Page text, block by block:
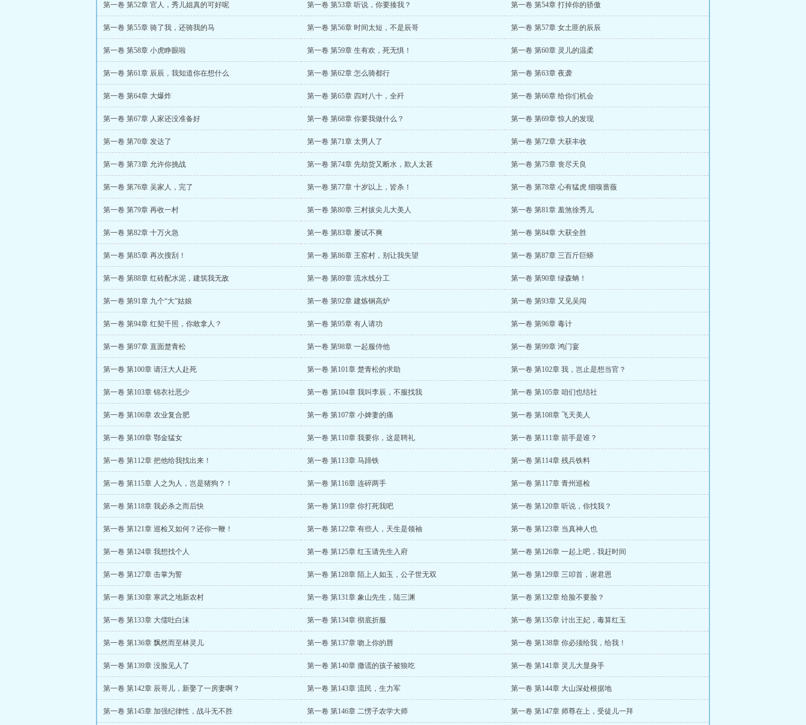
第一卷 第52章 官人，秀儿姐真的可好呢 第一卷 第53章 听说，你要揍我？ 第一卷 第54章 打掉你的骄傲
第一卷 第55章 骑了我，还骑我的马 第一卷 第56章 时间太短，不是辰哥 第一卷 第57章 女土匪的辰辰
第一卷 第58章 小虎睁眼啦 第一卷 第59章 生有欢，死无惧！ 第一卷 第60章 灵儿的温柔
第一卷 第61章 辰辰，我知道你在想什么 第一卷 第62章 怎么骑都行 第一卷 第63章 夜袭
第一卷 第64章 大爆炸 第一卷 第65章 四对八十，全歼 第一卷 第66章 给你们机会
第一卷 第67章 人家还没准备好 第一卷 第68章 你要我做什么？ 第一卷 第69章 惊人的发现
第一卷 第70章 发达了 第一卷 第71章 太男人了 第一卷 第72章 大获丰收
第一卷 第73章 允许你挑战 第一卷 第74章 先劫货又断水，欺人太甚 第一卷 第75章 丧尽天良
第一卷 第76章 吴家人，完了 第一卷 第77章 十岁以上，皆杀！ 第一卷 第78章 心有猛虎 细嗅蔷薇
第一卷 第79章 再收一村 第一卷 第80章 三村拔尖儿大美人 第一卷 第81章 羞煞徐秀儿
第一卷 第82章 十万火急 第一卷 第83章 屡试不爽 第一卷 第84章 大获全胜
第一卷 第85章 再次搜刮！ 第一卷 第86章 王窑村，别让我失望 第一卷 第87章 三百斤巨蟒
第一卷 第88章 红砖配水泥，建筑我无敌 第一卷 第89章 流水线分工 第一卷 第90章 绿森蚺！
第一卷 第91章 九个“大”姑娘 第一卷 第92章 建炼钢高炉 第一卷 第93章 又见吴闯
第一卷 第94章 红契千照，你敢拿人？ 第一卷 第95章 有人请功 第一卷 第96章 毒计
第一卷 第97章 直面楚青松 第一卷 第98章 一起服侍他 第一卷 第99章 鸿门宴
第一卷 第100章 请汪大人赴死 第一卷 第101章 楚青松的求助 第一卷 第102章 我，岂止是想当官？
第一卷 第103章 锦衣社恶少 第一卷 第104章 我叫李辰，不服找我 第一卷 第105章 咱们也结社
第一卷 第106章 农业复合肥 第一卷 第107章 小婢妻的痛 第一卷 第108章 飞天美人
第一卷 第109章 鄂金猛女 第一卷 第110章 我要你，这是聘礼 第一卷 第111章 箭手是谁？
第一卷 第112章 把他给我找出来！ 第一卷 第113章 马蹄铁 第一卷 第114章 残兵铁料
第一卷 第115章 人之为人，岂是猪狗？！ 第一卷 第116章 连碎两手 第一卷 第117章 青州巡检
第一卷 第118章 我必杀之而后快 第一卷 第119章 你打死我吧 第一卷 第120章 听说，你找我？
第一卷 第121章 巡检又如何？还你一鞭！ 第一卷 第122章 有些人，天生是领袖 第一卷 第123章 当真神人也
第一卷 第124章 我想找个人 第一卷 第125章 红玉请先生入府 第一卷 第126章 一起上吧，我赶时间
第一卷 第127章 击掌为誓 第一卷 第128章 陌上人如玉，公子世无双 第一卷 第129章 三叩首，谢君恩
第一卷 第130章 寒武之地新农村 第一卷 第131章 象山先生，陆三渊 第一卷 第132章 给脸不要脸？
第一卷 第133章 大儒吐白沫 第一卷 第134章 彻底折服 第一卷 第135章 计出王妃，毒算红玉
第一卷 第136章 飘然而至林灵儿 第一卷 第137章 吻上你的唇 第一卷 第138章 你必须给我，给我！
第一卷 第139章 没脸见人了 第一卷 第140章 撒谎的孩子被狼吃 第一卷 第141章 灵儿大显身手
第一卷 第142章 辰哥儿，新娶了一房妻啊？ 第一卷 第143章 流民，生力军 第一卷 第144章 大山深处根据地
第一卷 第145章 加强纪律性，战斗无不胜 第一卷 第146章 二愣子农学大师 第一卷 第147章 师尊在上，受徒儿一拜